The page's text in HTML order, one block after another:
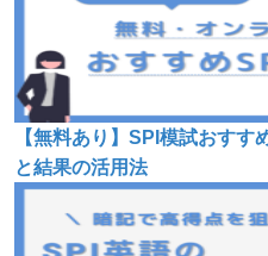
【無料あり】SPI模試おす
と結果の活用法